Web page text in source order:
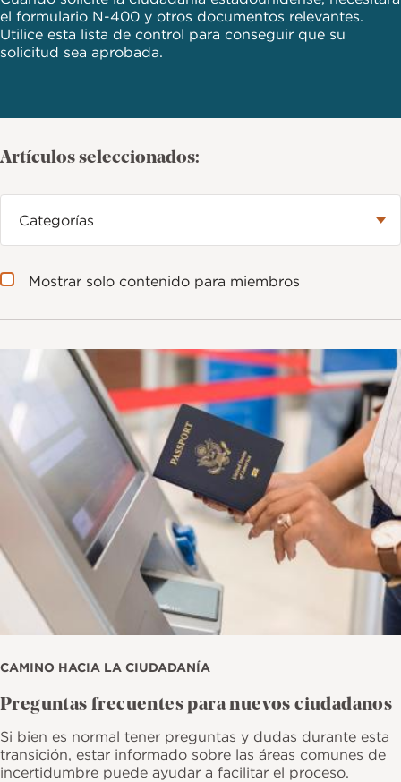
el formulario N-400 y otros documentos relevantes.
Utilice esta lista de control para conseguir que su
solicitud sea aprobada.
Artículos seleccionados:
Mostrar solo contenido para miembros
CAMINO HACIA LA CIUDADANÍA
Preguntas frecuentes para nuevos ciudadanos
Si bien es normal tener preguntas y dudas durante esta
transición, estar informado sobre las áreas comunes de
incertidumbre puede ayudar a facilitar el proceso.